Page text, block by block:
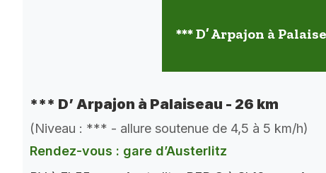
*** D’ Arpajon à
*** D’ Arpajon à Palaiseau - 26 km
(Niveau : *** - allure soutenue de 4,5 à 5 km/h)
Rendez-vous : gare d’Austerlitz